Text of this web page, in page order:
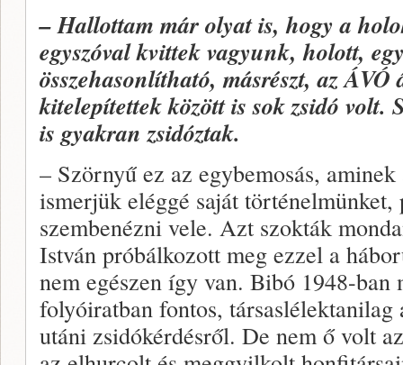
– Hallottam már olyat is, hogy a
egyszóval kvittek vagyunk, holott,
összehasonlítható, másrészt, az
kitelepítettek között is sok zsidó
is gyakran zsidóztak.
– Szörnyű ez az egybemosás,
ismerjük eléggé saját
szembenézni vele. Azt szokták
István próbálkozott meg ezzel a
nem egészen így van. Bibó 1948-
folyóiratban fontos,
utáni zsidókérdésről. De nem ő volt